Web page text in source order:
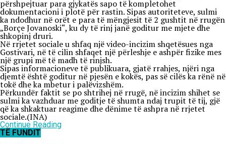
përshpejtuar para gjykatës sapo të kompletohet
dokumentacioni i plotë për rastin. Sipas autoriteteve, sulmi
ka ndodhur në orët e para të mëngjesit të 2 gushtit në rrugën
„Borçe Jovanoski“, ku dy të rinj janë goditur me mjete dhe
shkopinj druri.
Në rrjetet sociale u shfaq një video-incizim shqetësues nga
Gostivari, në të cilin shfaqet një përleshje e ashpër fizike mes
një grupi më të madh të rinjsh.
Sipas informacioneve të publikuara, gjatë rrahjes, njëri nga
djemtë është goditur në pjesën e kokës, pas së cilës ka rënë në
tokë dhe ka mbetur i palëvizshëm.
Përkundër faktit se po shtrihej në rrugë, në incizim shihet se
sulmi ka vazhduar me goditje të shumta ndaj trupit të tij, gjë
që ka shkaktuar reagime dhe dënime të ashpra në rrjetet
sociale.(INA)
Continue Reading
TË FUNDIT